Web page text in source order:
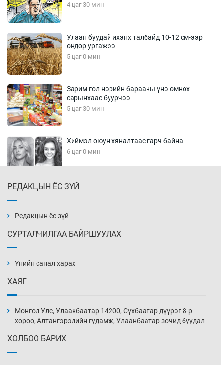
4 цаг 30 мин
Улаан буудай ихэнх талбайд 10-12 см-ээр
өндөр ургажээ
5 цаг 0 мин
Зарим гол нэрийн барааны үнэ өмнөх
сарынхаас буурчээ
5 цаг 30 мин
Хиймэл оюун хяналтаас гарч байна
6 цаг 0 мин
6 цаг 30 мин
нэмэгджээ
7 цаг 0 мин
РЕДАКЦЫН ЁС ЗҮЙ
Редакцын ёс зүй
СУРТАЛЧИЛГАА БАЙРШУУЛАХ
Үнийн санал харах
ХАЯГ
Монгол Улс, Улаанбаатар 14200, Сүхбаатар дүүрэг 8-р
хороо, Алтангэрэлийн гудамж, Улаанбаатар зочид буудал
ХОЛБОО БАРИХ